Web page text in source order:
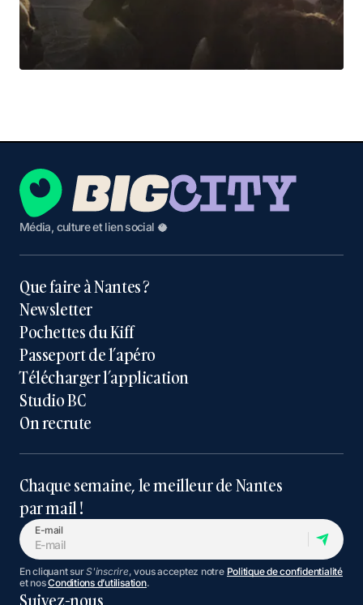
Média, culture et lien social 🥥
Que faire à Nantes ?
Newsletter
Pochettes du Kiff
Passeport de l’apéro
Télécharger l’application
Studio BC
On recrute
Chaque semaine, le meilleur de Nantes
par mail !
E-mail
En cliquant surS'inscrire, vous acceptez notre Politique de confidentialité
et nosConditions d’utilisation.
Suivez-nous